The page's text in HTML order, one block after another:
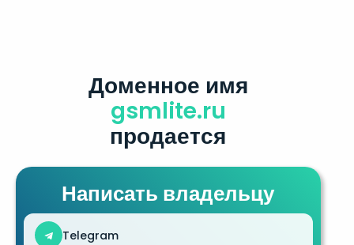
Доменное имя
gsmlite.ru
продается
Написать владельцу
Telegram